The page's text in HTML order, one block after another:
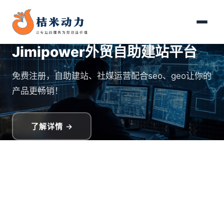
Jimipower外贸自助建站平台
免费注册，自助建站、社媒运营配合seo、geo让你的
产品更畅销！
了解详情 →